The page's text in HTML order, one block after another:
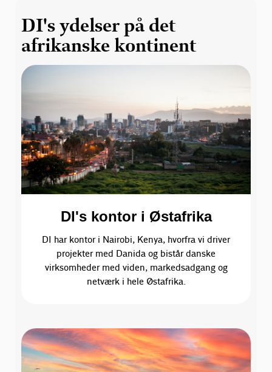
DI's ydelser på det
afrikanske kontinent
DI's kontor i Østafrika
DI har kontor i Nairobi, Kenya, hvorfra vi driver
projekter med Danida og bistår danske
virksomheder med viden, markedsadgang og
netværk i hele Østafrika.